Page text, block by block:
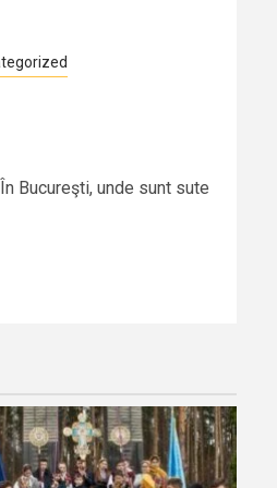
Bucureşti, unde sunt sute